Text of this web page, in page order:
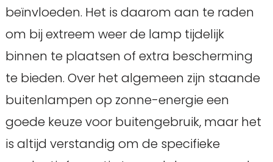
beïnvloeden. Het is daarom aan te raden
om bij extreem weer de lamp tijdelijk
binnen te plaatsen of extra bescherming
te bieden. Over het algemeen zijn staande
buitenlampen op zonne-energie een
goede keuze voor buitengebruik, maar het
is altijd verstandig om de specifieke